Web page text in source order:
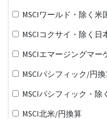
MSCIワールド・除く米
MSCIコクサイ・除く日
MSCIエマージングマー
MSCIパシフィック/円
MSCIパシフィック・除
MSCI北米/円換算